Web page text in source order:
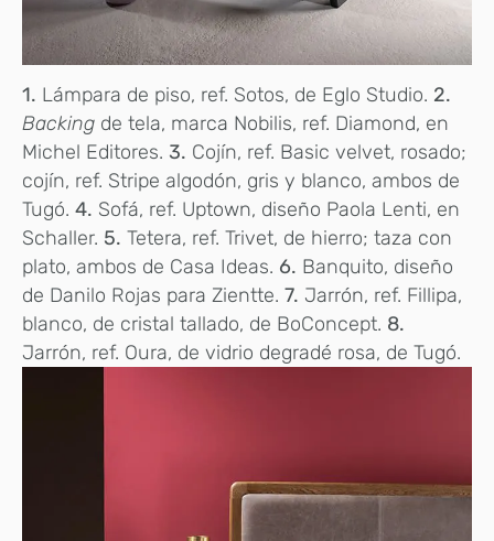
1. Lámpara de piso, ref. Sotos, de Eglo Studio. 2.
Backing de tela, marca Nobilis, ref. Diamond, en
Michel Editores. 3. Cojín, ref. Basic velvet, rosado;
cojín, ref. Stripe algodón, gris y blanco, ambos de
Tugó. 4. Sofá, ref. Uptown, diseño Paola Lenti, en
Schaller. 5. Tetera, ref. Trivet, de hierro; taza con
plato, ambos de Casa Ideas. 6. Banquito, diseño
de Danilo Rojas para Zientte. 7. Jarrón, ref. Fillipa,
blanco, de cristal tallado, de BoConcept. 8.
Jarrón, ref. Oura, de vidrio degradé rosa, de Tugó.